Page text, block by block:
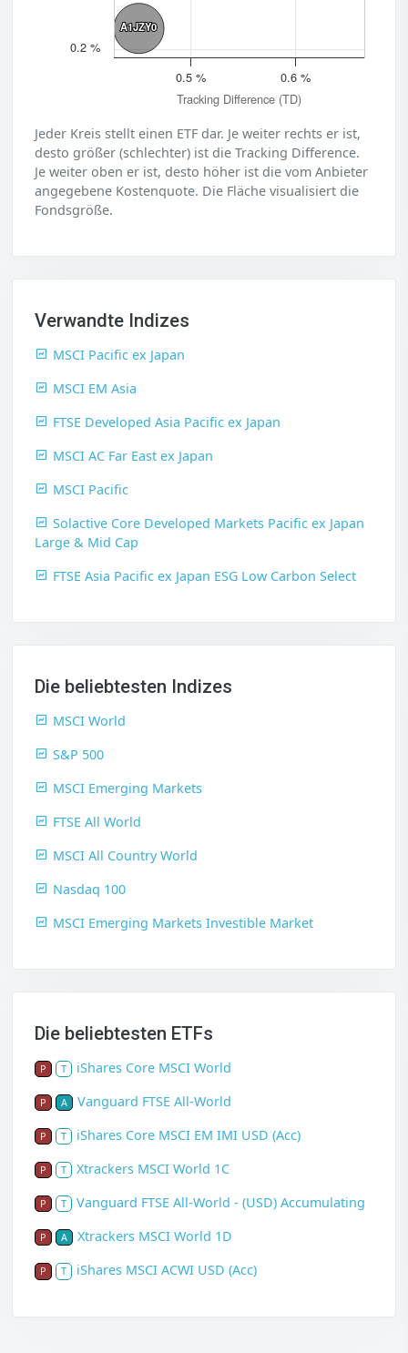
Tracking Difference (TD)
A1JZY0
A1JZY0
0.5 % 0.6 %
0.2 %
Jeder Kreis stellt einen ETF dar. Je weiter rechts er ist,
desto größer (schlechter) ist die Tracking Difference.
Je weiter oben er ist, desto höher ist die vom Anbieter
angegebene Kostenquote. Die Fläche visualisiert die
Fondsgröße.
Verwandte Indizes
MSCI Pacific ex Japan
MSCI EM Asia
FTSE Developed Asia Pacific ex Japan
MSCI AC Far East ex Japan
MSCI Pacific
Solactive Core Developed Markets Pacific ex Japan
Large & Mid Cap
FTSE Asia Pacific ex Japan ESG Low Carbon Select
Die beliebtesten Indizes
MSCI World
S&P 500
MSCI Emerging Markets
FTSE All World
MSCI All Country World
Nasdaq 100
MSCI Emerging Markets Investible Market
Die beliebtesten ETFs
P T iShares Core MSCI World
P A Vanguard FTSE All-World
P T iShares Core MSCI EM IMI USD (Acc)
P T Xtrackers MSCI World 1C
P T Vanguard FTSE All-World - (USD) Accumulating
P A Xtrackers MSCI World 1D
P T iShares MSCI ACWI USD (Acc)